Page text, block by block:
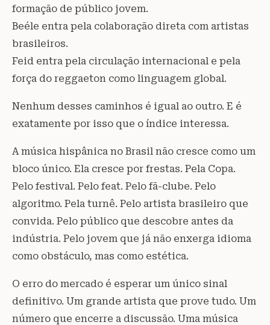
formação de público jovem.
Beéle entra pela colaboração direta com artistas
brasileiros.
Feid entra pela circulação internacional e pela
força do reggaeton como linguagem global.
Nenhum desses caminhos é igual ao outro. E é
exatamente por isso que o índice interessa.
A música hispânica no Brasil não cresce como um
bloco único. Ela cresce por frestas. Pela Copa.
Pelo festival. Pelo feat. Pelo fã-clube. Pelo
algoritmo. Pela turnê. Pelo artista brasileiro que
convida. Pelo público que descobre antes da
indústria. Pelo jovem que já não enxerga idioma
como obstáculo, mas como estética.
O erro do mercado é esperar um único sinal
definitivo. Um grande artista que prove tudo. Um
número que encerre a discussão. Uma música